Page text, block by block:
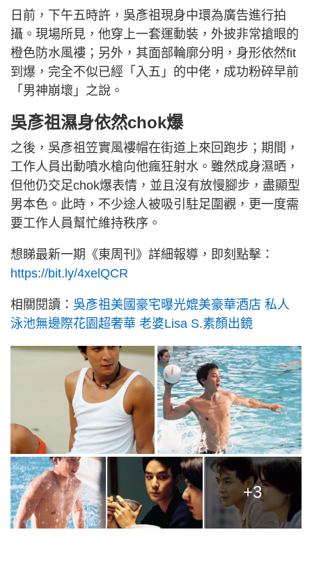
日前，下午五時許，吳彥祖現身中環為廣告進行拍
攝。現場所見，他穿上一套運動裝，外披非常搶眼的
橙色防水風褸；另外，其面部輪廓分明，身形依然fit
到爆，完全不似已經「入五」的中佬，成功粉碎早前
「男神崩壞」之說。
吳彥祖濕身依然chok爆
之後，吳彥祖笠實風褸帽在街道上來回跑步；期間，
工作人員出動噴水槍向他瘋狂射水。雖然成身濕晒，
但他仍交足chok爆表情，並且沒有放慢腳步，盡顯型
男本色。此時，不少途人被吸引駐足圍觀，更一度需
要工作人員幫忙維持秩序。
想睇最新一期《東周刊》詳細報導，即刻點擊：
https://bit.ly/4xelQCR
相關閱讀： 吳彥祖美國豪宅曝光媲美豪華酒店 私人
泳池無邊際花園超奢華 老婆Lisa S.素顏出鏡
+3